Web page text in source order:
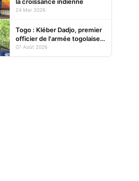
24 Mar 2026
Togo : Kléber Dadjo, premier
officier de l'armée togolaise
devenu chef de l'État, au
07 Août 2026